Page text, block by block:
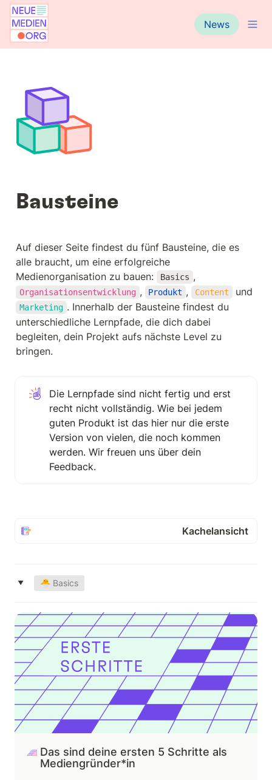
News
Bausteine
Auf dieser Seite findest du fünf Bausteine, die es
alle braucht, um eine erfolgreiche
Medienorganisation zu bauen:
Basics
Organisationsentwicklung , Produkt , Content
Marketing . Innerhalb der Bausteine findest du
unterschiedliche Lernpfade, die dich dabei
begleiten, dein Projekt aufs nächste Level zu
bringen.
Die Lernpfade sind nicht fertig und erst
recht nicht vollständig. Wie bei jedem
guten Produkt ist das hier nur die erste
Version von vielen, die noch kommen
werden. Wir freuen uns über dein
Feedback.
Kachelansicht
Listenansicht
Basics
Org-Entwicklung
Produkt
Content
Marketing
‣ 🐣 Basics
Das sind deine ersten 5 Schritte als
Mediengründer*in
Das sind deine ersten 5 Schritte als
Mediengründer*in